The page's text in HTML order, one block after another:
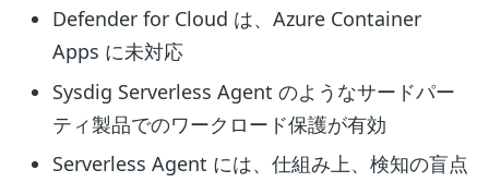
Defender for Cloud は、Azure Container
Apps に未対応
Sysdig Serverless Agent のようなサードパー
ティ製品でのワークロード保護が有効
Serverless Agent には、仕組み上、検知の盲点